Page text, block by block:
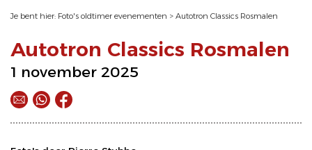
Je bent hier: Foto's oldtimer evenementen > Autotron Classics Rosmalen
Autotron Classics Rosmalen
1 november 2025